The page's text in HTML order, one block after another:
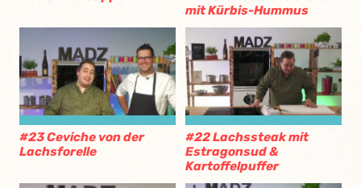
mit Kürbis-Hummus
#23 Ceviche von der
Lachsforelle
#22 Lachssteak mit
Estragonsud &
Kartoffelpuffer